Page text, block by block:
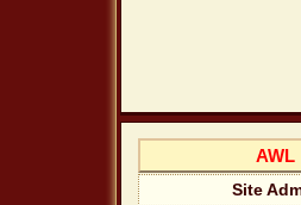
AWL
Site